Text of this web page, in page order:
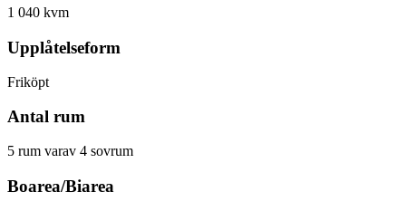
1 040 kvm
Upplåtelseform
Friköpt
Antal rum
5 rum varav 4 sovrum
Boarea/Biarea